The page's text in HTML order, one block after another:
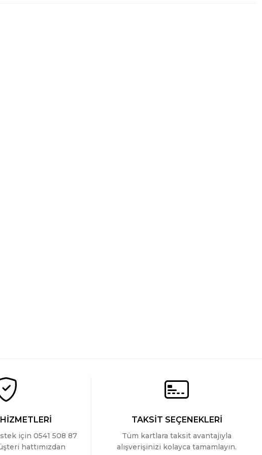
için 0541 508 87
hattımızdan
TAKSİT SEÇENEKLERİ
Tüm kartlara taksit avantajıyla
alışverişinizi kolayca tamamlayın.